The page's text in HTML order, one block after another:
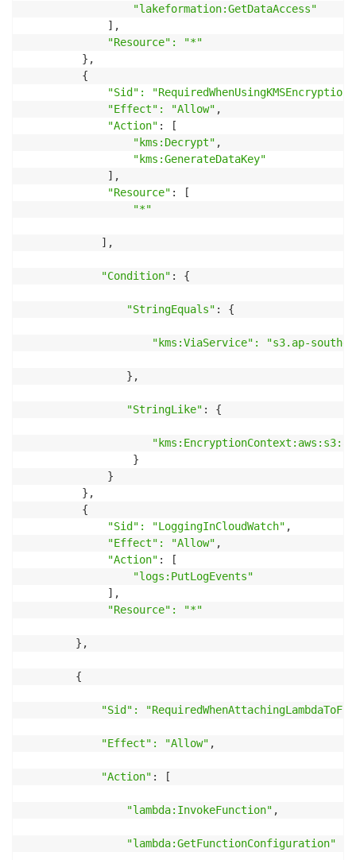
"lakeformation:GetDataAccess"
             ],
"Resource": "*"
         },
         {
"Sid":
"Effect": "Allow" ,
"Action" : [
"kms:Decrypt" ,
"kms:GenerateDataKey"
             ],
"Resource" : [
"*"
            ],
"Condition" : {
"StringEquals" : {
"kms:ViaService": "s3.ap-
                },
"StringLike" : {
                 }
             }
         },
         {
"Sid": "LoggingInCloudWatch" ,
"Effect": "Allow" ,
"Action" : [
"logs:PutLogEvents"
             ],
"Resource": "*"
        },
        {
"Sid":
"Effect": "Allow" ,
"Action" : [
"lambda:InvokeFunction" ,
"lambda:GetFunctionConfiguration"